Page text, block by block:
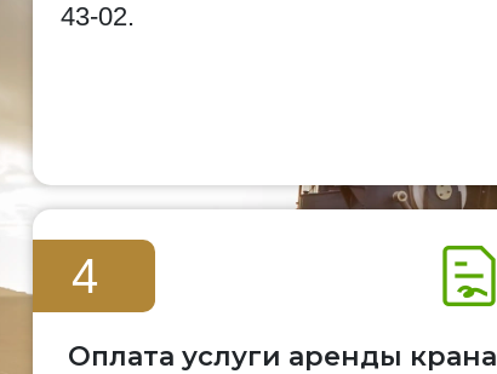
43-02.
4
Оплата услуги аренды крана